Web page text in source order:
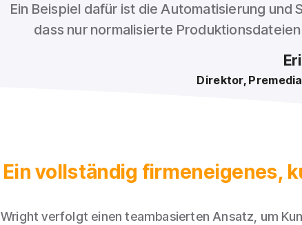
Ein Beispiel dafür ist die Automatisierung
dass nur normalisierte
Direktor,
Ein vollständig firmeneigenes,
Wright verfolgt einen teambasierten Ansatz, um